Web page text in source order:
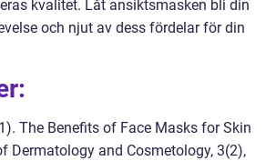
kvalitet. Låt ansiktsmasken bli din
och njut av dess fördelar för din
The Benefits of Face Masks for Skin
Dermatology and Cosmetology, 3(2),